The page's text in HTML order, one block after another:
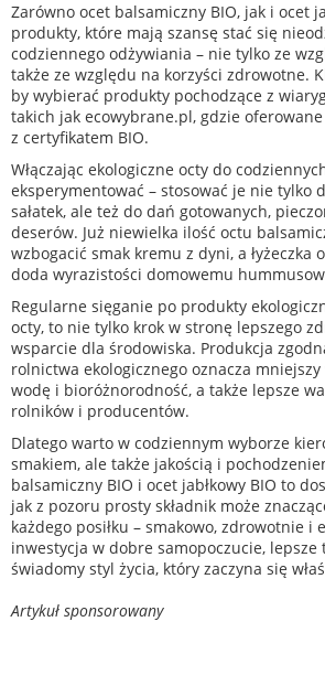
Zarówno ocet balsamiczny BIO, jak i ocet
produkty, które mają szansę stać się
codziennego odżywiania – nie tylko ze
także ze względu na korzyści zdrowotne.
by wybierać produkty pochodzące z
takich jak ecowybrane.pl, gdzie oferowane
z certyfikatem BIO.
Włączając ekologiczne octy do
eksperymentować – stosować je nie tylko
sałatek, ale też do dań gotowanych,
deserów. Już niewielka ilość octu
wzbogacić smak kremu z dyni, a łyżeczka
doda wyrazistości domowemu
Regularne sięganie po produkty
octy, to nie tylko krok w stronę lepszego
wsparcie dla środowiska. Produkcja
rolnictwa ekologicznego oznacza mniejszy
wodę i bioróżnorodność, a także lepsze
rolników i producentów.
Dlatego warto w codziennym wyborze
smakiem, ale także jakością i
balsamiczny BIO i ocet jabłkowy BIO to
jak z pozoru prosty składnik może
każdego posiłku – smakowo, zdrowotnie i
inwestycja w dobre samopoczucie,
świadomy styl życia, który zaczyna się
Artykuł sponsorowany